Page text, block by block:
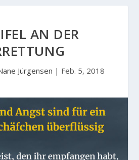
AN DER
Jürgensen | Feb. 5, 2018